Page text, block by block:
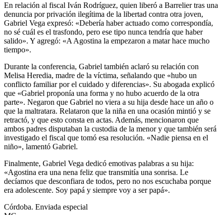
En relación al fiscal Iván Rodríguez, quien liberó a Barrelier tras una
denuncia por privación ilegítima de la libertad contra otra joven,
Gabriel Vega expresó: «Debería haber actuado como correspondía,
no sé cuál es el trasfondo, pero ese tipo nunca tendría que haber
salido». Y agregó: «A Agostina la empezaron a matar hace mucho
tiempo».
Durante la conferencia, Gabriel también aclaró su relación con
Melisa Heredia, madre de la víctima, señalando que «hubo un
conflicto familiar por el cuidado y diferencias». Su abogada explicó
que «Gabriel proponía una forma y no hubo acuerdo de la otra
parte». Negaron que Gabriel no viera a su hija desde hace un año o
que la maltratara. Relataron que la niña en una ocasión mintió y se
retractó, y que esto consta en actas. Además, mencionaron que
ambos padres disputaban la custodia de la menor y que también será
investigado el fiscal que tomó esa resolución. «Nadie piensa en el
niño», lamentó Gabriel.
Finalmente, Gabriel Vega dedicó emotivas palabras a su hija:
«Agostina era una nena feliz que transmitía una sonrisa. Le
decíamos que desconfiara de todos, pero no nos escuchaba porque
era adolescente. Soy papá y siempre voy a ser papá».
Córdoba. Enviada especial